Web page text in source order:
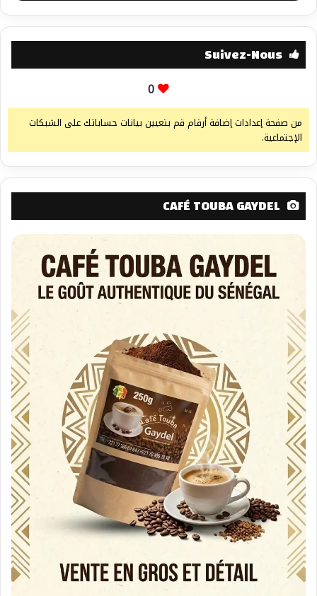
Suivez-Nous
0
من صفحة إعدادات إضافة أرقام قم بتعيين بيانات حساباتك على الشبكات
الإجتماعية.
CAFÉ TOUBA GAYDEL